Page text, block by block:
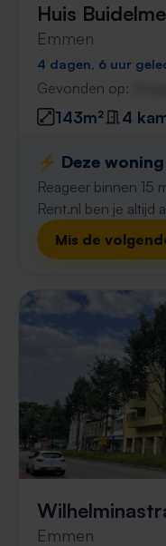
Huis
Emmen
4 dagen, 6 uur
Gevonden op:
143m² 4
⚡️ Deze
Reageer binnen 15
Rent.nl ben je altijd
Mis de
Emmen